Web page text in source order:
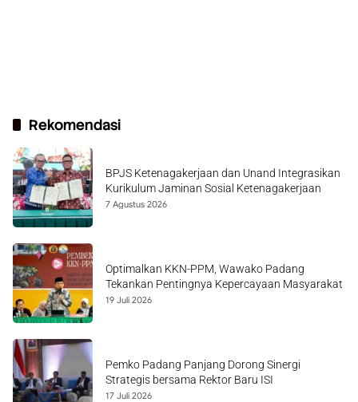
Rekomendasi
BPJS Ketenagakerjaan dan Unand Integrasikan
Kurikulum Jaminan Sosial Ketenagakerjaan
7 Agustus 2026
Optimalkan KKN-PPM, Wawako Padang
Tekankan Pentingnya Kepercayaan Masyarakat
19 Juli 2026
Pemko Padang Panjang Dorong Sinergi
Strategis bersama Rektor Baru ISI
17 Juli 2026